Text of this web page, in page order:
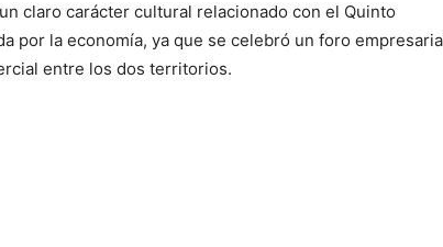
claro carácter cultural relacionado con el Quinto
por la economía, ya que se celebró un foro
entre los dos territorios.